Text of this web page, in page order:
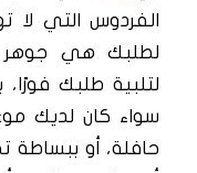
الفردوس التي لا
لطلبك هي جوهر
لتلبية طلبك
سواء كان لديك
حافلة، أو